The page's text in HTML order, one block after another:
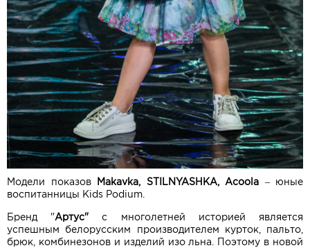
Модели показов Makavka, STILNYASHKA, Acoola – юные
воспитанницы Kids Podium.
Бренд "Артус" с многолетней историей является
успешным белорусским производителем курток, пальто,
брюк, комбинезонов и изделий изо льна. Поэтому в новой